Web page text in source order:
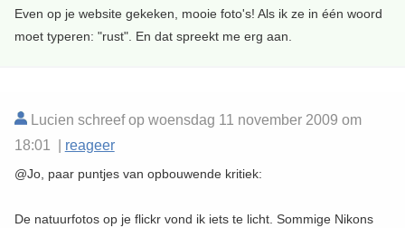
Even op je website gekeken, mooie foto's! Als ik ze in één woord
moet typeren: "rust". En dat spreekt me erg aan.
Lucien schreef op woensdag 11 november 2009 om
18:01 | reageer
@Jo, paar puntjes van opbouwende kritiek:
De natuurfotos op je flickr vond ik iets te licht. Sommige Nikons